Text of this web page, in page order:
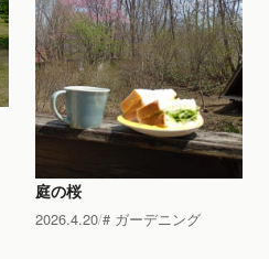
庭の桜
2026.4.20 ガーデニング